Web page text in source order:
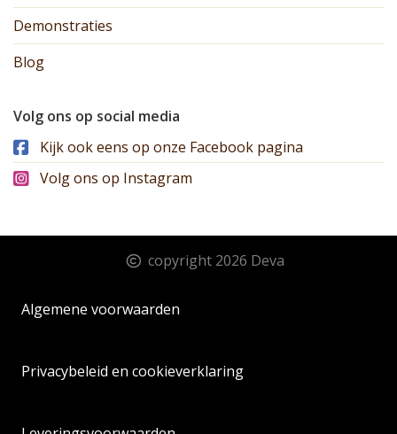
Demonstraties
Blog
Volg ons op social media
Kijk ook eens op onze Facebook pagina
Volg ons op Instagram
copyright 2026 Deva
Algemene voorwaarden
Privacybeleid en cookieverklaring